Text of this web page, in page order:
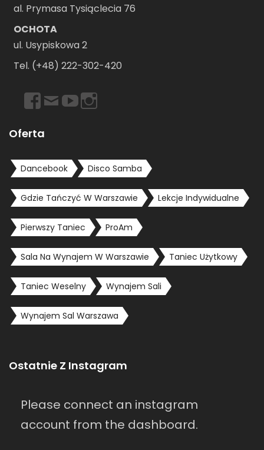
al. Prymasa Tysiąclecia 76
OCHOTA
ul. Usypiskowa 2
Tel. (+48) 222-302-420
https://www.facebook.com/dancebookwarszawa
Emailhttps://www.youtube.com/user/dancebookpl
Oferta
Dancebook Disco Samba
Gdzie Tańczyć W Warszawie Lekcje Indywidualne
Pierwszy Taniec ProAm
Sala Na Wynajem W Warszawie Taniec Użytkowy
Taniec Weselny Wynajem Sali
Wynajem Sal Warszawa
Ostatnie Z Instagram
Please connect an instagram
account from the dashboard.